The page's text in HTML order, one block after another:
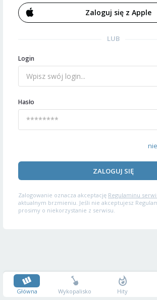
Zaloguj się z Apple
LUB
Login
Hasło
ZALOGUJ SIĘ
Zalogowanie oznacza akceptację Regulaminu
aktualnym brzmieniu. Jeśli nie akceptujesz
prosimy o niekorzystanie z serwisu.
Główna Wykopalisko Hity